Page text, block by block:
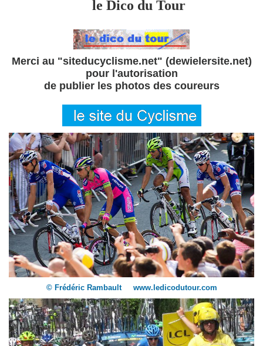
le Dico du Tour
Merci au "siteducyclisme.net" (dewielersite.net)
pour l'autorisation
de publier les photos des coureurs
© Frédéric Rambault www.ledicodutour.com